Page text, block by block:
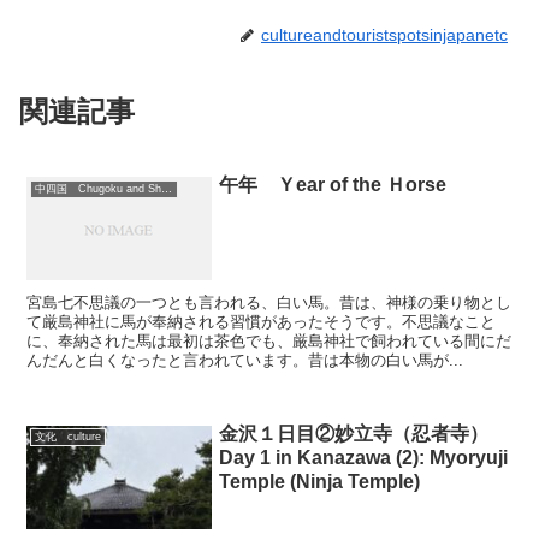
cultureandtouristspotsinjapanetc
関連記事
中四国 Chugoku and Shikoku region 午年 Ｙear of the Ｈorse
宮島七不思議の一つとも言われる、白い馬。昔は、神様の乗り物とし
て厳島神社に馬が奉納される習慣があったそうです。不思議なこと
に、奉納された馬は最初は茶色でも、厳島神社で飼われている間にだ
んだんと白くなったと言われています。昔は本物の白い馬が...
文化 culture
金沢１日目②妙立寺（忍者寺）
Day 1 in Kanazawa (2): Myoryuji
Temple (Ninja Temple)